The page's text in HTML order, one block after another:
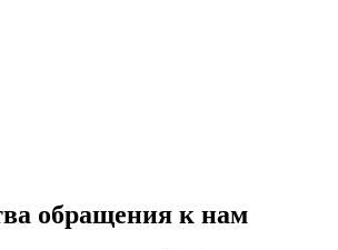
обращения к нам